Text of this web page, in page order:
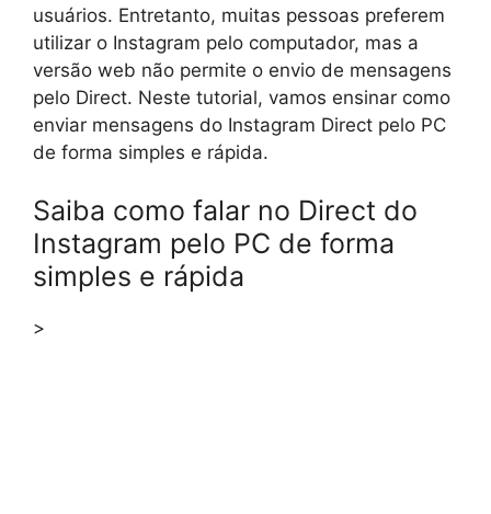
usuários. Entretanto, muitas pessoas preferem
utilizar o Instagram pelo computador, mas a
versão web não permite o envio de mensagens
pelo Direct. Neste tutorial, vamos ensinar como
enviar mensagens do Instagram Direct pelo PC
de forma simples e rápida.
Saiba como falar no Direct do
Instagram pelo PC de forma
simples e rápida
>